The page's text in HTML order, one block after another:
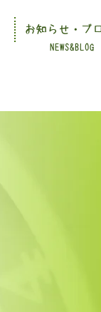
NEWS&BLOG
お知らせ・ブ